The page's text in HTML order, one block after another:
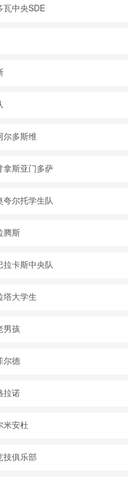
瓦中央SDE
尔多斯维
拿斯亚门多萨
夸尔托学生队
腾斯
拉卡斯中央队
塔大学生
男孩
尔德
拉诺
米安杜
技俱乐部